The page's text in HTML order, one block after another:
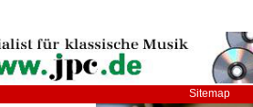
Sitemap